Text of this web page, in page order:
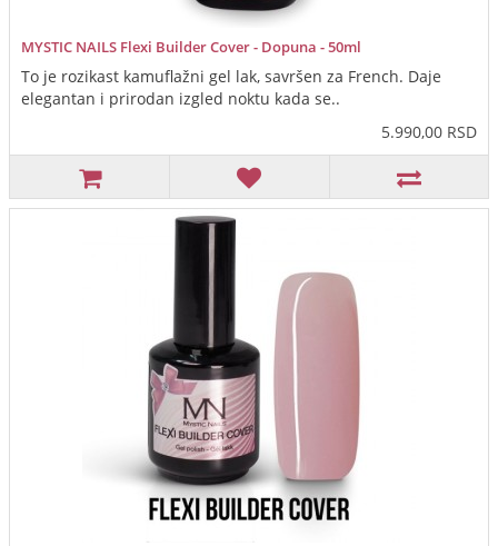
MYSTIC NAILS Flexi Builder Cover - Dopuna - 50ml
To je rozikast kamuflažni gel lak, savršen za French. Daje
elegantan i prirodan izgled noktu kada se..
5.990,00 RSD